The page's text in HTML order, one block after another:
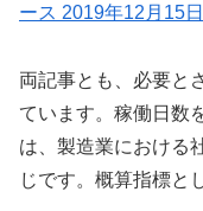
ース 2019年12月15日
両記事とも、必要と
ています。稼働日数
は、製造業における
じです。概算指標と